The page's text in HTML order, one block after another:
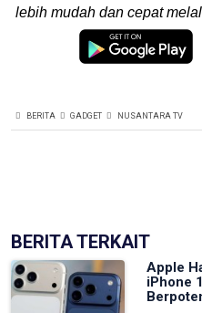
lebih mudah dan cepat
BERITA GADGET NUSANTARA TV
BERITA TERKAIT
Apple
iPhone